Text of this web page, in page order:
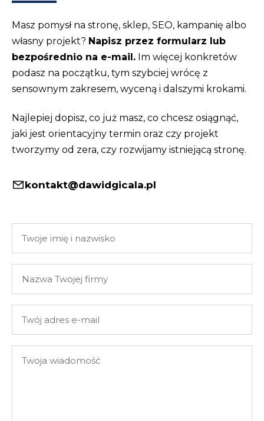
Masz pomysł na stronę, sklep, SEO, kampanię albo
własny projekt? Napisz przez formularz lub
bezpośrednio na e-mail. Im więcej konkretów
podasz na początku, tym szybciej wrócę z
sensownym zakresem, wyceną i dalszymi krokami.
Najlepiej dopisz, co już masz, co chcesz osiągnąć,
jaki jest orientacyjny termin oraz czy projekt
tworzymy od zera, czy rozwijamy istniejącą stronę.
kontakt@dawidgicala.pl
imię
nazwisko
Twojej
adres
mail
wiadomość